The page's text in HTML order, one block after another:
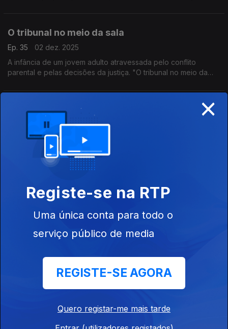
O tribunal no meio da sala
Ep. 35
02 dez. 2025
A infância de um jovem adulto atravessada pelo conflito
parental e pelas decisões da justiça. "O tribunal no meio da
O Guarda-Redes de Deus
26 nov. 2025
O padre André Sequeira recebeu ordem para partir para outro
lugar. A comunidade ficou abalada e ele também. "O guarda-
redes de Deus", trabalho da repórter Sandra Henriques sobre
o mês da despedida.
Cacofone
18 nov. 2025
Alcântara. "Cacofone" é uma reportagem de Isabel Meira.
12 nov. 2025
1975. Inspirados pelo olhar do jornalista polaco, Ryszard
Kapuscinski, os repórteres Luís Peixoto e David Araújo cruzam
o passado e o presente de Angola.
×
Registe-se na RTP
Uma única conta para todo o
serviço público de media
REGISTE-SE AGORA
Quero registar-me mais tarde